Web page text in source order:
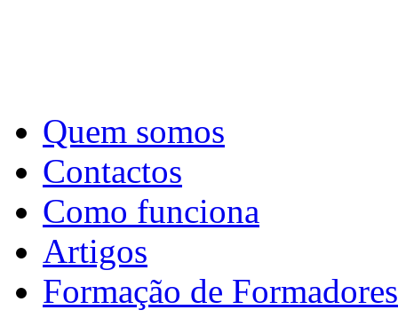
Quem somos
Contactos
Como funciona
Artigos
Formação de Formadores